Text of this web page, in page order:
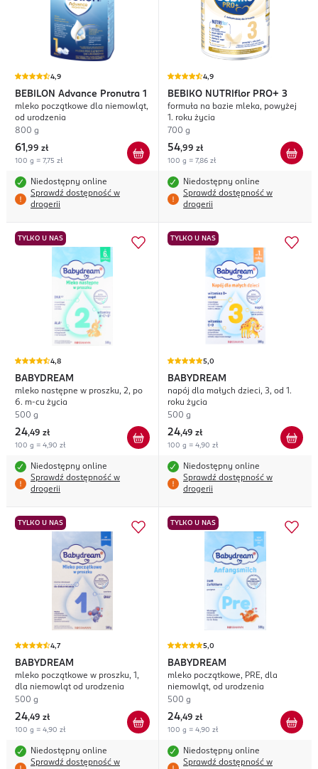
4,9
BEBILON Advance Pronutra 1
mleko początkowe dla niemowląt,
od urodzenia
800 g
61 ,99 zł
100 g = 7,75 zł
Niedostępny online
Sprawdź dostępność w
drogerii
4,9
BEBIKO NUTRIflor PRO+ 3
formuła na bazie mleka, powyżej
1. roku życia
700 g
54,99 zł
100 g = 7,86 zł
Niedostępny online
Sprawdź dostępność w
drogerii
TYLKO U NAS
4,8
BABYDREAM
mleko następne w proszku, 2, po
6. m-cu życia
500 g
24,49 zł
100 g = 4,90 zł
Niedostępny online
Sprawdź dostępność w
drogerii
TYLKO U NAS
5,0
BABYDREAM
napój dla małych dzieci, 3, od 1.
roku życia
500 g
24,49 zł
100 g = 4,90 zł
Niedostępny online
Sprawdź dostępność w
drogerii
TYLKO U NAS
4,7
BABYDREAM
mleko początkowe w proszku, 1,
dla niemowląt od urodzenia
500 g
24,49 zł
100 g = 4,90 zł
Niedostępny online
Sprawdź dostępność w
TYLKO U NAS
5,0
BABYDREAM
mleko początkowe, PRE, dla
niemowląt, od urodzenia
500 g
24,49 zł
100 g = 4,90 zł
Niedostępny online
Sprawdź dostępność w